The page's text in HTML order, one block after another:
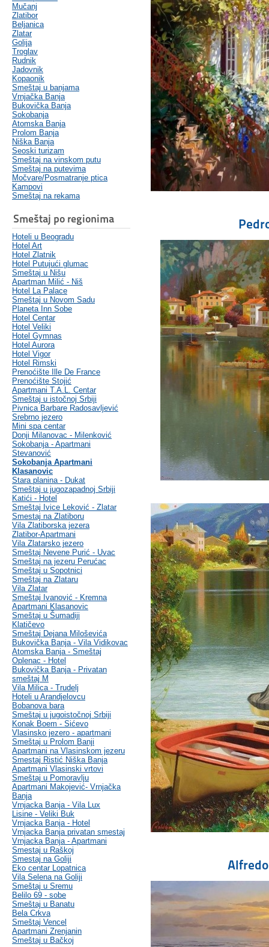
Mučanj
Zlatibor
Beljanica
Zlatar
Golija
Troglav
Rudnik
Jadovnik
Kopaonik
Smeštaj u banjama
Vrnjačka Banja
Bukovička Banja
Sokobanja
Atomska Banja
Prolom Banja
Niška Banja
Seoski turizam
Smeštaj na vinskom putu
Smeštaj na putevima
Močvare/Posmatranje ptica
Kampovi
Smeštaj na rekama
Smeštaj po regionima
Hoteli u Beogradu
Hotel Art
Hotel Zlatnik
Hotel Putujući glumac
Smeštaj u Nišu
Apartman Milić - Niš
Hotel La Palace
Smeštaj u Novom Sadu
Planeta Inn Sobe
Hotel Centar
Hotel Veliki
Hotel Gymnas
Hotel Aurora
Hotel Vigor
Hotel Rimski
Prenoćište Ille De France
Prenoćište Stojić
Apartmani T.A.L. Centar
Smeštaj u istočnoj Srbiji
Pivnica Barbare Radosavljević
Srebrno jezero
Mini spa centar
Donji Milanovac - Milenković
Sokobanja - Apartmani
Stevanović
Sokobanja Apartmani
Klasanovic
Stara planina - Dukat
Smeštaj u jugozapadnoj Srbiji
Katići - Hotel
Smeštaj Ivice Leković - Zlatar
Smestaj na Zlatiboru
Vila Zlatiborska jezera
Zlatibor-Apartmani
Vila Zlatarsko jezero
Smeštaj Nevene Purić - Uvac
Smeštaj na jezeru Perućac
Smeštaj u Sopotnici
Smeštaj na Zlataru
Vila Zlatar
Smeštaj Ivanović - Kremna
Apartmani Klasanovic
Smeštaj u Šumadiji
Klatičevo
Smeštaj Dejana Miloševića
Bukovička Banja - Vila Vidikovac
Atomska Banja - Smeštaj
Oplenac - Hotel
Bukovička Banja - Privatan
smeštaj M
Vila Milica - Trudelj
Hoteli u Arandjelovcu
Bobanova bara
Smeštaj u jugoistočnoj Srbiji
Konak Boem - Sićevo
Vlasinsko jezero - apartmani
Smeštaj u Prolom Banji
Apartmani na Vlasinskom jezeru
Smestaj Ristić Niška Banja
Apartmani Vlasinski vrtovi
Smeštaj u Pomoravlju
Apartmani Makojević- Vrnjačka
Banja
Vrnjacka Banja - Vila Lux
Lisine - Veliki Buk
Vrnjacka Banja - Hotel
Vrnjacka Banja privatan smestaj
Vrnjacka Banja - Apartmani
Smestaj u Raškoj
Smestaj na Goliji
Eko centar Lopatnica
Vila Selena na Goliji
Smeštaj u Sremu
Belilo 69 - sobe
Smeštaj u Banatu
Bela Crkva
Smeštaj Vencel
Apartmani Zrenjanin
Smeštaj u Bačkoj